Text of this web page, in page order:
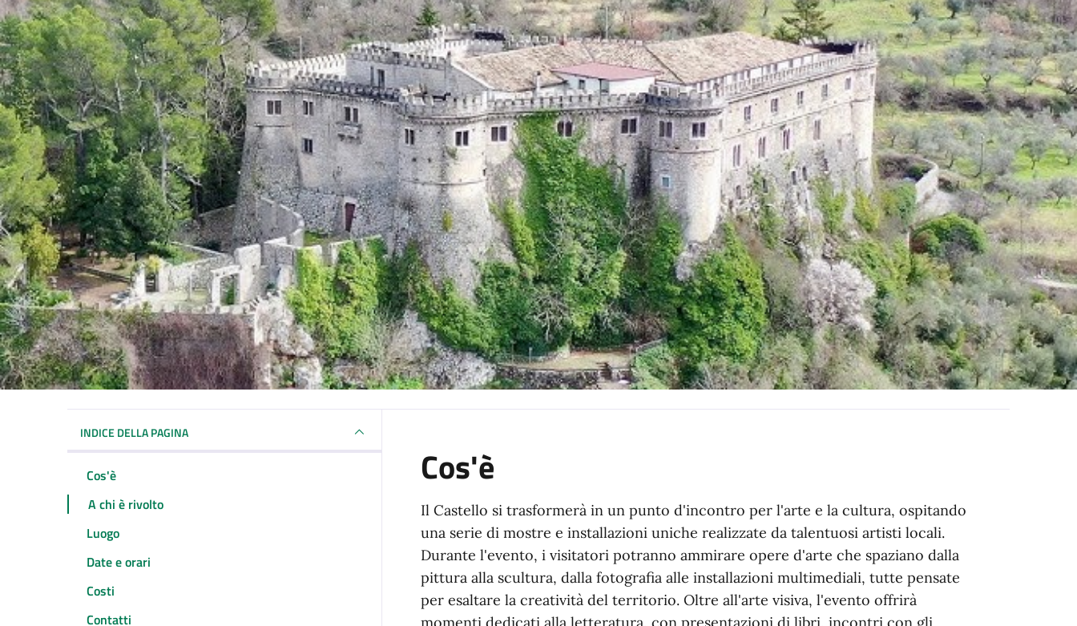
INDICE DELLA PAGINA
Cos'è
A chi è rivolto
Luogo
Date e orari
Costi
Contatti
Cos'è
Il Castello si trasformerà in un punto d'incontro per l'arte e la cultura, ospitando
una serie di mostre e installazioni uniche realizzate da talentuosi artisti locali.
Durante l'evento, i visitatori potranno ammirare opere d'arte che spaziano dalla
pittura alla scultura, dalla fotografia alle installazioni multimediali, tutte pensate
per esaltare la creatività del territorio. Oltre all'arte visiva, l'evento offrirà